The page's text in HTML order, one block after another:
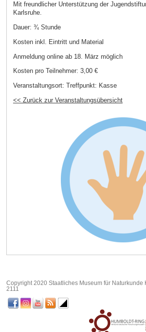
Mit freundlicher Unterstützung der
Karlsruhe.
Dauer: ¾ Stunde
Kosten inkl. Eintritt und Material
Anmeldung online ab 18. März möglich
Kosten pro Teilnehmer: 3,00 €
Veranstaltungsort: Treffpunkt: Kasse
<< Zurück zur Veranstaltungsübersicht
Copyright 2020 Staatliches Museum für Naturkunde
2111